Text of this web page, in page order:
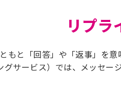
リプラ
もと「回答」や「返事」を意
サービス）では、メッセー